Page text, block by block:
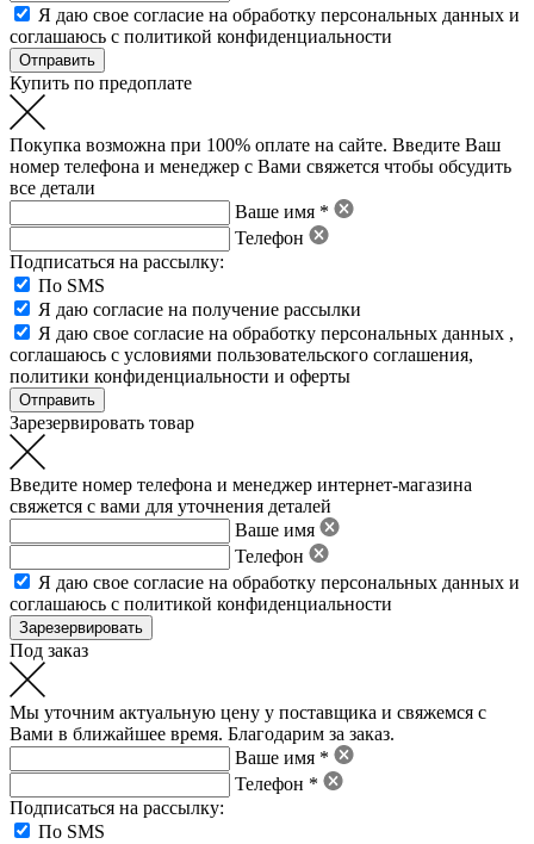
Я даю свое согласие на обработку персональных данных и
соглашаюсь с политикой конфиденциальности
Купить по предоплате
Покупка возможна при 100% оплате на сайте. Введите Ваш
номер телефона и менеджер с Вами свяжется чтобы обсудить
все детали
Ваше имя *
Телефон
Подписаться на рассылку:
По SMS
Я даю согласие на получение рассылки
Я даю свое согласие на обработку персональных данных ,
соглашаюсь с условиями пользовательского соглашения,
политики конфиденциальности и оферты
Зарезервировать товар
Введите номер телефона и менеджер интернет-магазина
свяжется с вами для уточнения деталей
Ваше имя
Телефон
Я даю свое согласие на обработку персональных данных и
соглашаюсь с политикой конфиденциальности
Под заказ
Мы уточним актуальную цену у поставщика и свяжемся с
Вами в ближайшее время. Благодарим за заказ.
Ваше имя *
Телефон *
Подписаться на рассылку:
По SMS